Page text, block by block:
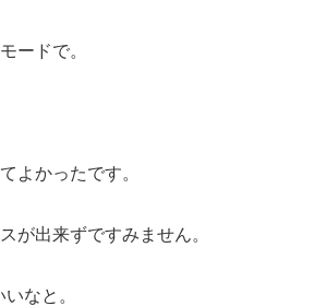
ードで。
よかったです。
が出来ずですみません。
なと。